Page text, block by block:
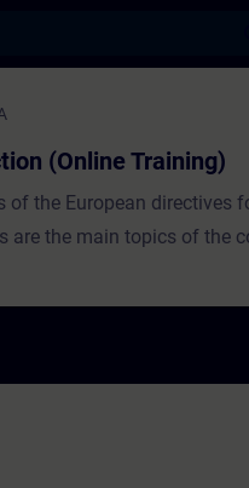
Training) -
(Online Training)
of the European directives
are the main topics of the